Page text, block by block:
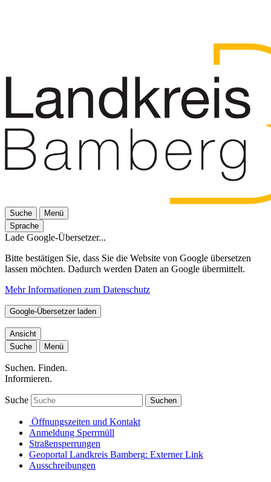
Suche
Menü
Sprache
Lade Google-Übersetzer...
Bitte bestätigen Sie, dass Sie die Website von Google übersetzen
lassen möchten. Dadurch werden Daten an Google übermittelt.
Mehr Informationen zum Datenschutz
Google-Übersetzer laden
Ansicht
Suche
Menü
Suchen. Finden.
Informieren.
Suche Suchen
Öffnungszeiten und Kontakt
Anmeldung Sperrmüll
Straßensperrungen
Geoportal Landkreis Bamberg: Externer Link
Ausschreibungen